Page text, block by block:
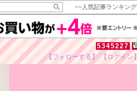
>>人気記事ランキング
5345227
【フォローする】 【ログイン】